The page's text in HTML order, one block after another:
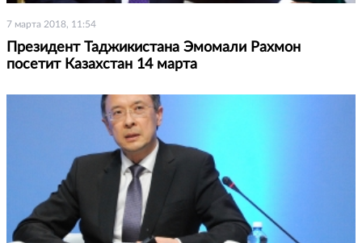
7 марта 2018, 11:54
Президент Таджикистана Эмомали Рахмон
посетит Казахстан 14 марта